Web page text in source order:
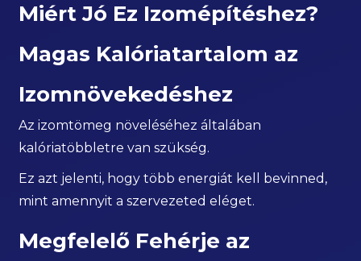
Miért Jó Ez Izomépítéshez?
Magas Kalóriatartalom az
Izomnövekedéshez
Az izomtömeg növeléséhez általában
kalóriatöbbletre van szükség.
Ez azt jelenti, hogy több energiát kell bevinned,
mint amennyit a szervezeted eléget.
Megfelelő Fehérje az